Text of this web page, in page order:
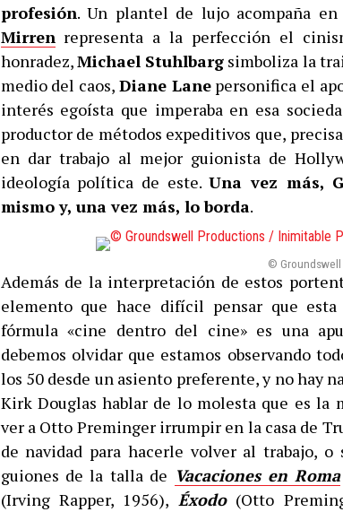
profesión. Un plantel de lujo acompaña en
Mirrenrepresenta a la perfección el
honradez,Michael Stuhlbarg simboliza la
medio del caos, Diane Lanepersonifica el
interés egoísta que imperaba en esa
productor de métodos expeditivos que,
en dar trabajo al mejor guionista de
ideología política de este.Una vez más,
mismo y, una vez más, lo borda.
©
Además de la interpretación de estos
elemento que hace difícil pensar que
fórmula «cine dentro del cine» es una
debemos olvidar que estamos observando
los 50 desde un asiento preferente, y no hay
Kirk Douglas hablar de lo molesta que es la
ver a Otto Preminger irrumpir en la casa de
de navidad para hacerle volver al trabajo,
guiones de la talla de Vacaciones en Roma
(Irving Rapper, 1956), Éxodo (Otto